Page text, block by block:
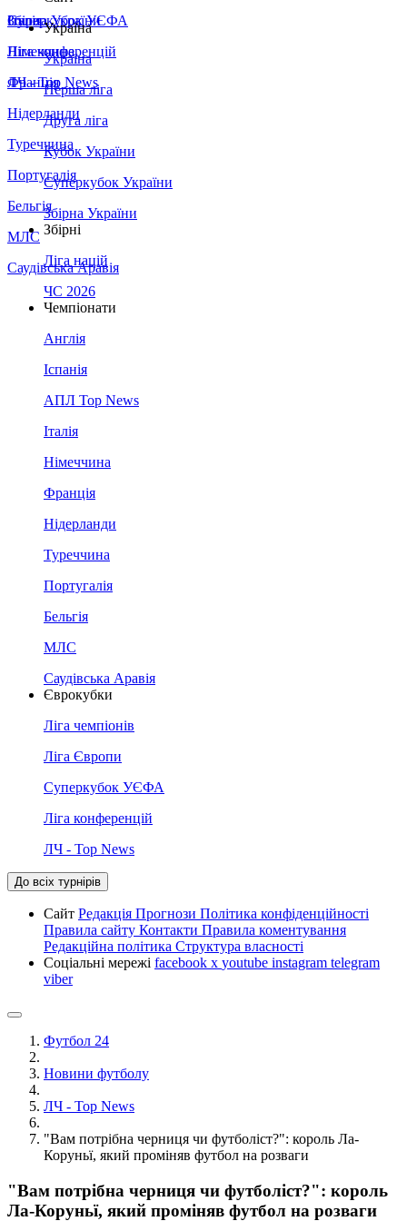
Збірна України
Італія
Німеччина
Франція
Нідерланди
Туреччина
Португалія
Бельгія
МЛС
Саудівська Аравія
Суперкубок УЄФА
Ліга конференцій
ЛЧ - Top News
Україна
Україна
Перша ліга
Друга ліга
Кубок України
Суперкубок України
Збірна України
Збірні
Ліга націй
ЧС 2026
Чемпіонати
Англія
Іспанія
АПЛ Top News
Італія
Німеччина
Франція
Нідерланди
Туреччина
Португалія
Бельгія
МЛС
Саудівська Аравія
Єврокубки
Ліга чемпіонів
Ліга Європи
Суперкубок УЄФА
Ліга конференцій
ЛЧ - Top News
До всіх турнірів
Сайт Редакція Прогнози Політика конфіденційності
Правила сайту Контакти Правила коментування
Редакційна політика Структура власності
Соціальні мережі facebook x youtube instagram telegram
viber
Футбол 24
Новини футболу
ЛЧ - Top News
"Вам потрібна черниця чи футболіст?": король Ла-
Коруньї, який проміняв футбол на розваги
"Вам потрібна черниця чи футболіст?": король
Ла-Коруньї, який проміняв футбол на розваги